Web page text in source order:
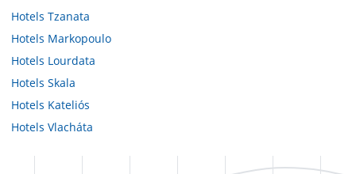
Hotels Tzanata
Hotels Markopoulo
Hotels Lourdata
Hotels Skala
Hotels Kateliós
Hotels Vlacháta